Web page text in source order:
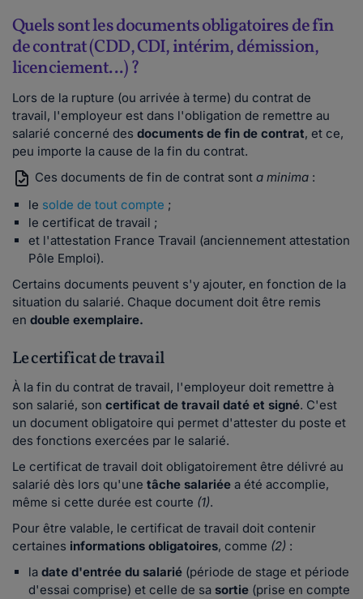
Quels sont les documents obligatoires de fin
de contrat (CDD, CDI, intérim, démission,
licenciement...) ?
Lors de la rupture (ou arrivée à terme) du contrat de
travail, l'employeur est dans l'obligation de remettre au
salarié concerné des documents de fin de contrat, et ce,
peu importe la cause de la fin du contrat.
Ces documents de fin de contrat sont a minima :
le solde de tout compte ;
le certificat de travail ;
et l'attestation France Travail (anciennement attestation
Pôle Emploi).
Certains documents peuvent s'y ajouter, en fonction de la
situation du salarié. Chaque document doit être remis
en double exemplaire.
Le certificat de travail
À la fin du contrat de travail, l'employeur doit remettre à
son salarié, son certificat de travail daté et signé. C'est
un document obligatoire qui permet d'attester du poste et
des fonctions exercées par le salarié.
Le certificat de travail doit obligatoirement être délivré au
salarié dès lors qu'une tâche salariée a été accomplie,
même si cette durée est courte (1).
Pour être valable, le certificat de travail doit contenir
certaines informations obligatoires, comme (2) :
la date d'entrée du salarié (période de stage et période
d'essai comprise) et celle de sa sortie (prise en compte